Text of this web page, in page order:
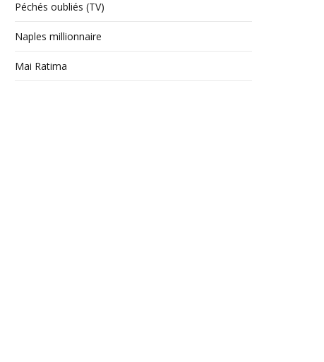
Péchés oubliés (TV)
Naples millionnaire
Mai Ratima